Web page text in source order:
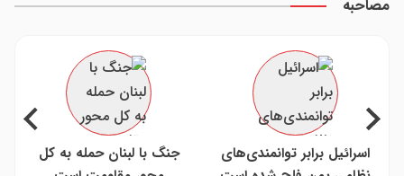
مصاحبه
جنگ با لبنان حمله به کل
اسرائیل برابر توانمندی‌های